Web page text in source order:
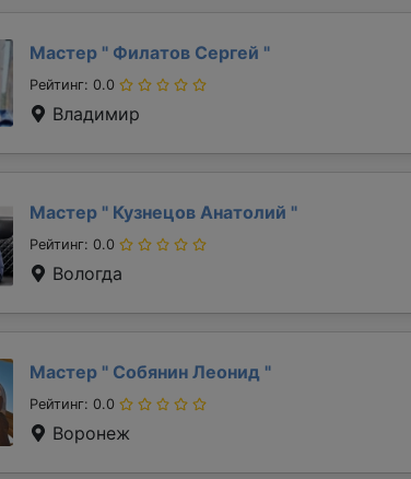
Мастер " Филатов Сергей "
Рейтинг: 0.0
Владимир
Мастер " Кузнецов Анатолий "
Рейтинг: 0.0
Вологда
Мастер " Собянин Леонид "
Рейтинг: 0.0
Воронеж